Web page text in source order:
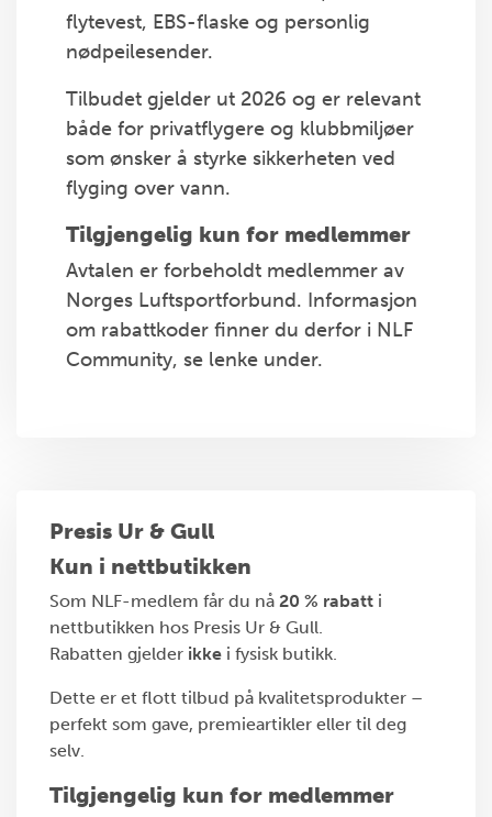
flytevest, EBS-flaske og personlig
nødpeilesender.
Tilbudet gjelder ut 2026 og er relevant
både for privatflygere og klubbmiljøer
som ønsker å styrke sikkerheten ved
flyging over vann.
Tilgjengelig kun for medlemmer
Avtalen er forbeholdt medlemmer av
Norges Luftsportforbund. Informasjon
om rabattkoder finner du derfor i NLF
Community, se lenke under.
Presis Ur & Gull
Kun i nettbutikken
Som NLF-medlem får du nå 20 % rabatt i
nettbutikken hos Presis Ur & Gull.
Rabatten gjelder ikke i fysisk butikk.
Dette er et flott tilbud på kvalitetsprodukter –
perfekt som gave, premieartikler eller til deg
selv.
Tilgjengelig kun for medlemmer